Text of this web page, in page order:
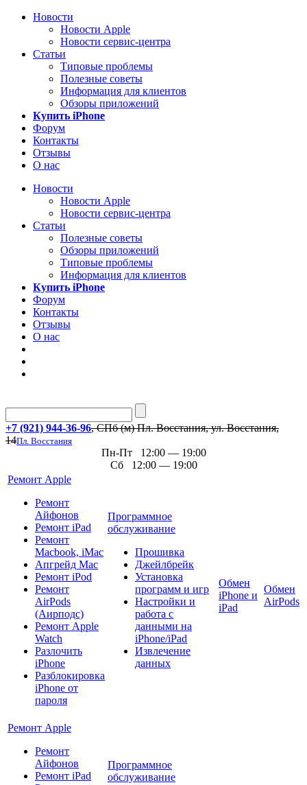
Новости
Новости Apple
Новости сервис-центра
Статьи
Типовые проблемы
Полезные советы
Информация для клиентов
Обзоры приложений
Купить iPhone
Форум
Контакты
Отзывы
О нас
Новости
Новости Apple
Новости сервис-центра
Статьи
Полезные советы
Обзоры приложений
Типовые проблемы
Информация для клиентов
Купить iPhone
Форум
Контакты
Отзывы
О нас
+7 (921) 944-36-96, СПб (м) Пл. Восстания, ул. Восстания,
14Пл. Восстания
Пн-Пт 12:00 — 19:00
Сб 12:00 — 19:00
Ремонт Apple
Ремонт
Айфонов
Ремонт iPad
Ремонт
Macbook, iMac
Апгрейд Mac
Ремонт iPod
Ремонт
AirPods
(Аирподс)
Ремонт Apple
Watch
Разлочить
iPhone
Разблокировка
iPhone от
пароля
Программное
обслуживание
Прошивка
Джейлбрейк
Установка
программ и игр
Настройки и
работа с
данными на
iPhone/iPad
Извлечение
данных
Обмен
iPhone и
iPad
Обмен
AirPods
Ремонт Apple
Ремонт
Айфонов
Ремонт iPad
Программное
обслуживание